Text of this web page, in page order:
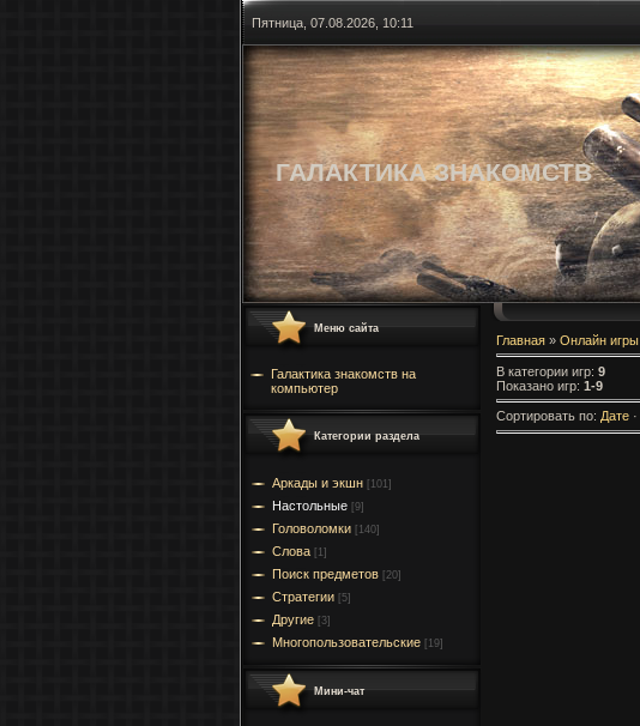
Пятница, 07.08.2026, 10:11
ГАЛАКТИКА ЗНАКОМСТВ
Меню сайта
Галактика знакомств на
компьютер
Категории раздела
Аркады и экшн [101]
Настольные [9]
Головоломки [140]
Слова [1]
Поиск предметов [20]
Стратегии [5]
Другие [3]
Многопользовательские [19]
Мини-чат
Главная » Онлайн игры
В категории игр: 9
Показано игр: 1-9
Сортировать по: Дате ·